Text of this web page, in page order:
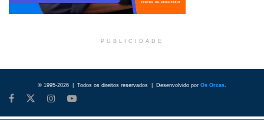
PUBLICIDADE
© 1995-2026 | Todos os direitos reservados | Desenvolvido por Os Orcas